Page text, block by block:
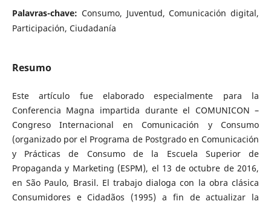
Palavras-chave: Consumo, Juventud, Comunicación digital,
Participación, Ciudadanía
Resumo
Este artículo fue elaborado especialmente para la
Conferencia Magna impartida durante el COMUNICON –
Congreso Internacional en Comunicación y Consumo
(organizado por el Programa de Postgrado en Comunicación
y Prácticas de Consumo de la Escuela Superior de
Propaganda y Marketing (ESPM), el 13 de octubre de 2016,
en São Paulo, Brasil. El trabajo dialoga con la obra clásica
Consumidores e Cidadãos (1995) a fin de actualizar la